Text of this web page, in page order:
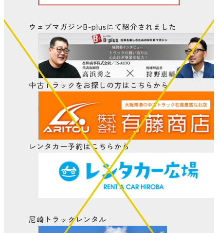
ウェブマガジンB-plusにて紹介されました
中古トラックをお探しの方はこちらから
レンタカー予約はこちらから
尼崎トラックレンタル